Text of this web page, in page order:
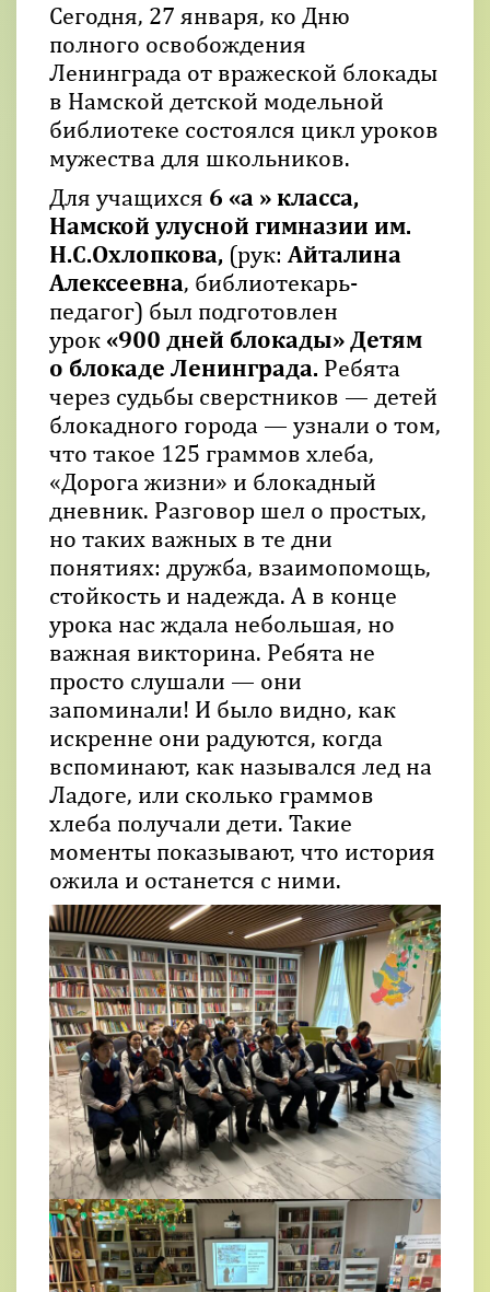
Сегодня, 27 января, ко Дню
полного освобождения
Ленинграда от вражеской блокады
в Намской детской модельной
библиотеке состоялся цикл уроков
мужества для школьников.
Для учащихся 6 «а » класса,
Намской улусной гимназии им.
Н.С.Охлопкова, (рук: Айталина
Алексеевна, библиотекарь-
педагог) был подготовлен
урок «900 дней блокады» Детям
о блокаде Ленинграда. Ребята
через судьбы сверстников — детей
блокадного города — узнали о том,
что такое 125 граммов хлеба,
«Дорога жизни» и блокадный
дневник. Разговор шел о простых,
но таких важных в те дни
понятиях: дружба, взаимопомощь,
стойкость и надежда. А в конце
урока нас ждала небольшая, но
важная викторина. Ребята не
просто слушали — они
запоминали! И было видно, как
искренне они радуются, когда
вспоминают, как назывался лед на
Ладоге, или сколько граммов
хлеба получали дети. Такие
моменты показывают, что история
ожила и останется с ними.